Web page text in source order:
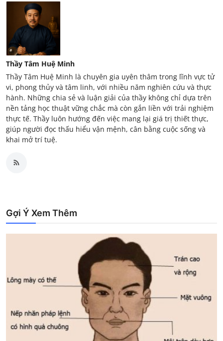
Thầy Tâm Huệ Minh
Thầy Tâm Huệ Minh là chuyên gia uyên thâm trong lĩnh vực tử
vi, phong thủy và tâm linh, với nhiều năm nghiên cứu và thực
hành. Những chia sẻ và luận giải của thầy không chỉ dựa trên
nền tảng học thuật vững chắc mà còn gắn liền với trải nghiệm
thực tế. Thầy luôn hướng đến việc mang lại giá trị thiết thực,
giúp người đọc thấu hiểu vận mệnh, cân bằng cuộc sống và
khai mở trí tuệ.
Gợi Ý Xem Thêm